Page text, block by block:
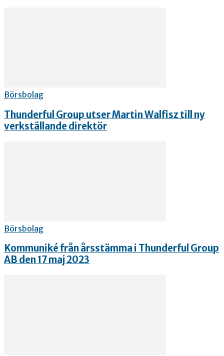
Börsbolag
Thunderful Group utser Martin Walfisz till ny
verkställande direktör
Börsbolag
Kommuniké från årsstämma i Thunderful Group
AB den 17 maj 2023